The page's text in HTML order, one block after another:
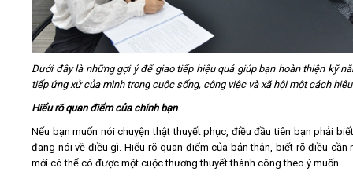
Dưới đây là những gợi ý để giao tiếp hiệu quả giúp bạn hoàn thiện kỹ
tiếp ứng xử của mình trong cuộc sống, công việc và xã hội một cách
Hiểu rõ quan điểm của chính bạn
Nếu bạn muốn nói chuyện thật thuyết phục, điều đầu tiên bạn phải
đang nói về điều gì. Hiểu rõ quan điểm của bản thân, biết rõ điều cần
mới có thể có được một cuộc thương thuyết thành công theo ý muốn.